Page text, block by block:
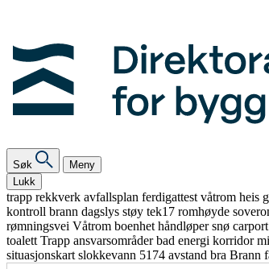
Søk
Meny
Lukk
trapp rekkverk avfallsplan ferdigattest våtrom heis
kontroll brann dagslys støy tek17 romhøyde
rømningsvei Våtrom boenhet håndløpersnø carport
toalett Trapp ansvarsområderbad energi korridor
situasjonskart slokkevann 5174 avstand bra Brann